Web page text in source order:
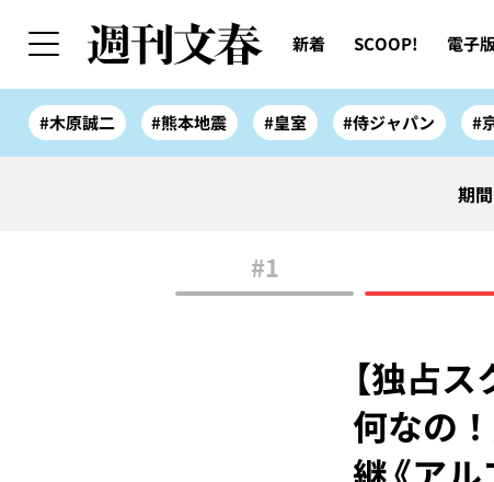
新着 SCOOP! 電子
#木原誠二 #熊本地震 #皇室 #侍ジャパン #
期
#1
【独占
何なの